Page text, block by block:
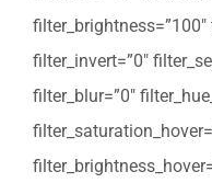
filter_invert=”0″
filter_blur=”0″